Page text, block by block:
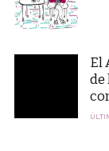
El
de